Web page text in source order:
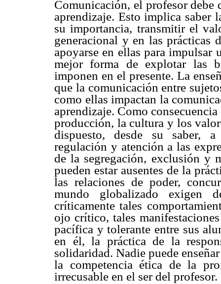
Comunicación, el profesor debe
aprendizaje. Esto implica saber
su importancia, transmitir el
generacional y en las prácticas
apoyarse en ellas para impulsar
mejor forma de explotar las
imponen en el presente. La
que la comunicación entre
como ellas impactan la
aprendizaje. Como
producción, la cultura y los
dispuesto, desde su saber, a
regulación y atención a las
de la segregación, exclusión y
pueden estar ausentes de la
las relaciones de poder,
mundo globalizado exigen
críticamente tales
ojo crítico, tales
pacífica y tolerante entre sus
en él, la práctica de la
solidaridad. Nadie puede
la competencia ética de la
irrecusable en el ser del profesor.